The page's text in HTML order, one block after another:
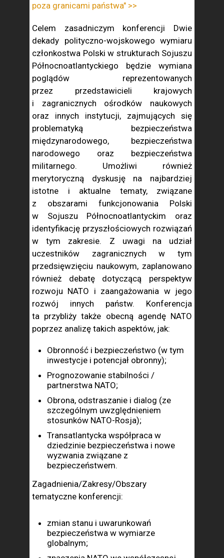
poza granicami państwa" >>
Celem zasadniczym konferencji Dwie
dekady polityczno-wojskowego wymiaru
członkostwa Polski w strukturach Sojuszu
Północnoatlantyckiego będzie wymiana
poglądów reprezentowanych
przez przedstawicieli krajowych
i zagranicznych ośrodków naukowych
oraz innych instytucji, zajmujących się
problematyką bezpieczeństwa
międzynarodowego, bezpieczeństwa
narodowego oraz bezpieczeństwa
militarnego. Umożliwi również
merytoryczną dyskusję na najbardziej
istotne i aktualne tematy, związane
z obszarami funkcjonowania Polski
w Sojuszu Północnoatlantyckim oraz
identyfikację przyszłościowych rozwiązań
w tym zakresie. Z uwagi na udział
uczestników zagranicznych w tym
przedsięwzięciu naukowym, zaplanowano
również debatę dotyczącą perspektyw
rozwoju NATO i zaangażowania w jego
rozwój innych państw. Konferencja
ta przybliży także obecną agendę NATO
poprzez analizę takich aspektów, jak:
Obronność i bezpieczeństwo (w tym
inwestycje i potencjał obronny);
Prognozowanie stabilności /
partnerstwa NATO;
Obrona, odstraszanie i dialog (ze
szczególnym uwzględnieniem
stosunków NATO-Rosja);
Transatlantycka współpraca w
dziedzinie bezpieczeństwa i nowe
wyzwania związane z
bezpieczeństwem.
Zagadnienia/Zakresy/Obszary
tematyczne konferencji:
zmian stanu i uwarunkowań
bezpieczeństwa w wymiarze
globalnym;